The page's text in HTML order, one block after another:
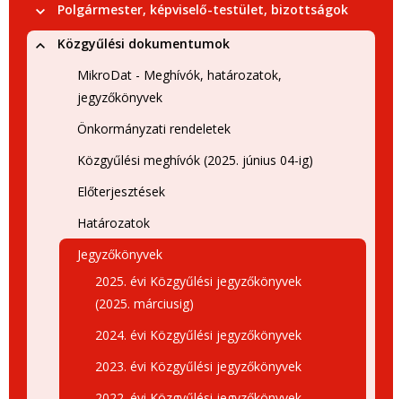
Polgármester, képviselő-testület, bizottságok
Közgyűlési dokumentumok
MikroDat - Meghívók, határozatok,
jegyzőkönyvek
Önkormányzati rendeletek
Közgyűlési meghívók (2025. június 04-ig)
Előterjesztések
Határozatok
Jegyzőkönyvek
2025. évi Közgyűlési jegyzőkönyvek
(2025. márciusig)
2024. évi Közgyűlési jegyzőkönyvek
2023. évi Közgyűlési jegyzőkönyvek